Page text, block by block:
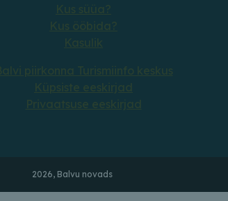
Kus ööbida?
Kasulik
Balvi piirkonna Turismiinfo keskus
Küpsiste eeskirjad
Privaatsuse eeskirjad
2026, Balvu novads